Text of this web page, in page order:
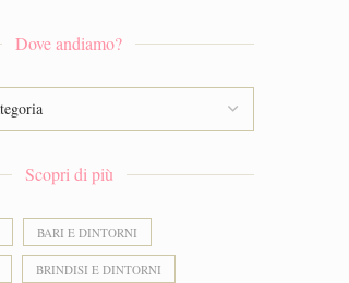
Dove andiamo?
Scopri di più
BARI E DINTORNI
BRINDISI E DINTORNI